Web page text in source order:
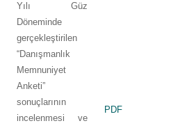
Yılı Güz
Döneminde
gerçekleştirilen
“Danışmanlık
Memnuniyet
Anketi”
sonuçlarının
incelenmesi ve
PDF